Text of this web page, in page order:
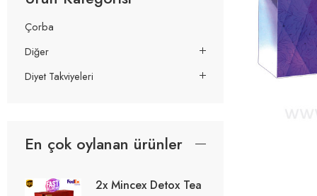
Çorba
Diğer
Diyet Takviyeleri
En çok oylanan ürünler
2x Mincex Detox Tea